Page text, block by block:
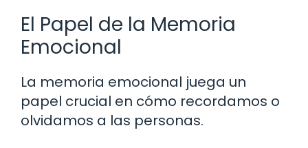
El Papel de la Memoria
Emocional
La memoria emocional juega un
papel crucial en cómo recordamos o
olvidamos a las personas.